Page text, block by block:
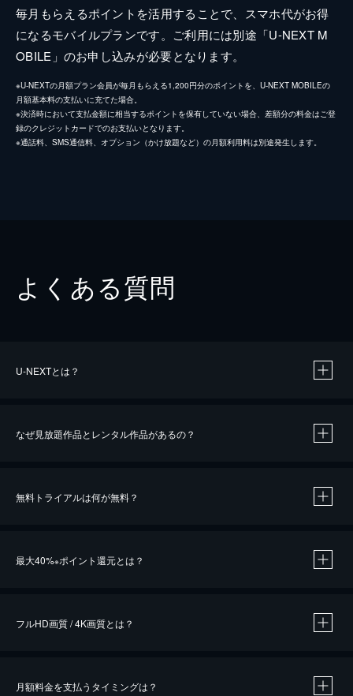
毎月もらえるポイントを活用することで、スマホ代がお得
になるモバイルプランです。ご利用には別途「U-NEXT M
OBILE」のお申し込みが必要となります。
※U-NEXTの月額プラン会員が毎月もらえる1,200円分のポイントを、U-NEXT MOBILEの
月額基本料の支払いに充てた場合。
※決済時において支払金額に相当するポイントを保有していない場合、差額分の料金はご登
録のクレジットカードでのお支払いとなります。
※通話料、SMS通信料、オプション（かけ放題など）の月額利用料は別途発生します。
よくある質問
U-NEXTとは？
なぜ見放題作品とレンタル作品があるの？
無料トライアルは何が無料？
最大40%※ポイント還元とは？
※40％ポイント還元の対象は、クレジットカード決済による作品の購入 / レンタルです。
フルHD画質 / 4K画質とは？
月額料金を支払うタイミングは？